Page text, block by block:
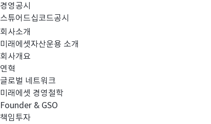
경영공시
스튜어드십코드공시
회사소개
미래에셋자산운용 소개
회사개요
연혁
글로벌 네트워크
미래에셋 경영철학
Founder & GSO
책임투자
사외이사 모범규준 서식_2(활동내역)_111115.pdf